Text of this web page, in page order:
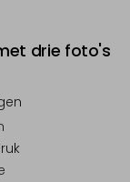
drie foto's